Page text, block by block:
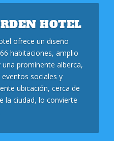
HOTEL
ofrece un diseño
habitaciones, amplio
prominente alberca,
sociales y
ubicación, cerca de
la ciudad, lo convierte